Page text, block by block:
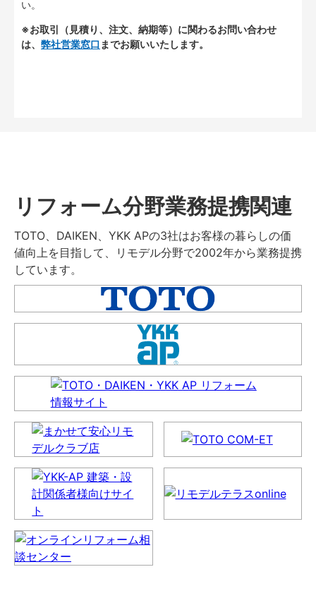
い。
※お取引（見積り、注文、納期等）に関わるお問い合わせ
は、 弊社営業窓口 までお願いいたします。
リフォーム分野業務提携関連
TOTO、DAIKEN、YKK APの3社はお客様の暮らしの価
値向上を目指して、リモデル分野で2002年から業務提携
しています。